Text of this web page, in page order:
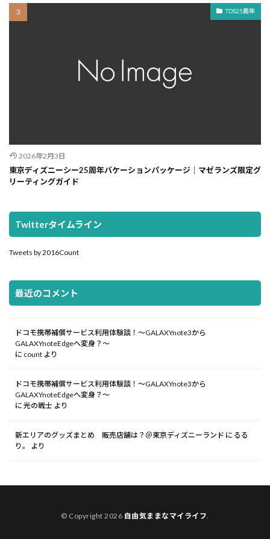
TDS25周年
2026年2月3日
東京ディズニーシー25周年バケーションパッケージ｜マゼランズ限定グ
リーティングガイド
Twitterタイムライン
Tweets by 2016Count
最近のコメント
ドコモ携帯補償サービス利用体験談！～GALAXYnote3から
GALAXYnoteEdgeへ変身？～
に count より
ドコモ携帯補償サービス利用体験談！～GALAXYnote3から
GALAXYnoteEdgeへ変身？～
に 光の戦士 より
新エリアのグッズまとめ 販売店舗は？＠東京ディズニーランド に るる
り。
より
© Copyright 2026 自由気ままなマイライフ.